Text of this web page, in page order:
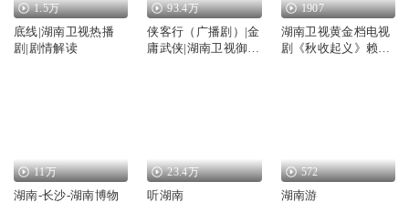
1.5万
底线|湖南卫视热播
剧|剧情解读
93.4万
侠客行（广播剧）|金
庸武侠|湖南卫视御用
1907
湖南卫视黄金档电视
剧《秋收起义》赖毅
11万
湖南-长沙-湖南博物
23.4万
听湖南
572
湖南游